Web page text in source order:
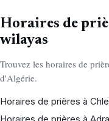
Horaires de
wilayas
Trouvez les horaires de
d'Algérie.
Horaires de prières